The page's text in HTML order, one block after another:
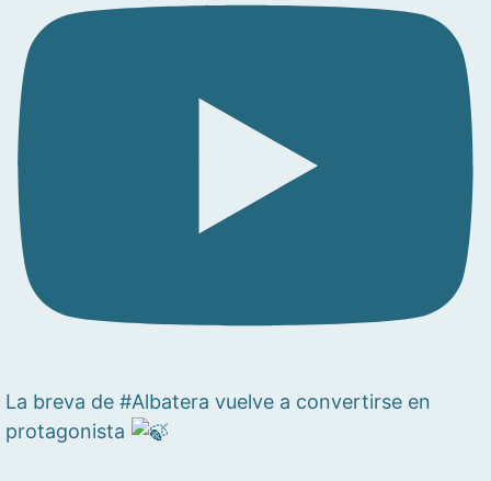
La breva de #Albatera vuelve a convertirse en
protagonista